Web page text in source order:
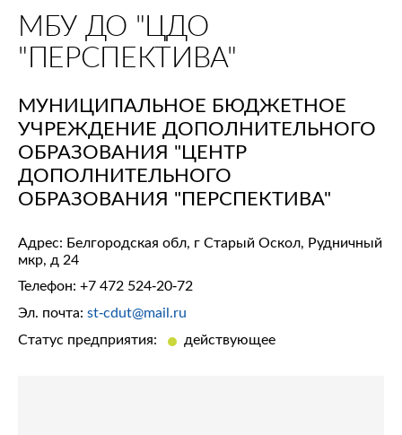
МБУ ДО "ЦДО
"ПЕРСПЕКТИВА"
МУНИЦИПАЛЬНОЕ БЮДЖЕТНОЕ
УЧРЕЖДЕНИЕ ДОПОЛНИТЕЛЬНОГО
ОБРАЗОВАНИЯ "ЦЕНТР
ДОПОЛНИТЕЛЬНОГО
ОБРАЗОВАНИЯ "ПЕРСПЕКТИВА"
Адрес: Белгородская обл, г Старый Оскол, Рудничный
мкр, д 24
Телефон: +7 472 524-20-72
Эл. почта: st-cdut@mail.ru
Статус предприятия:
действующее